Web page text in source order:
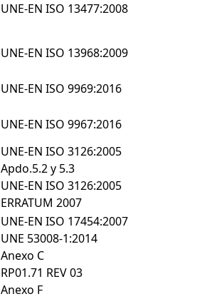
UNE-EN ISO 13477:2008
UNE-EN ISO 13968:2009
UNE-EN ISO 9969:2016
UNE-EN ISO 9967:2016
UNE-EN ISO 3126:2005
Apdo.5.2 y 5.3
UNE-EN ISO 3126:2005
ERRATUM 2007
UNE-EN ISO 17454:2007
UNE 53008-1:2014
Anexo C
RP01.71 REV 03
Anexo F